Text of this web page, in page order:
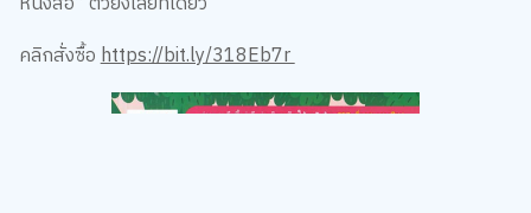
คลิกสั่งซื้อ